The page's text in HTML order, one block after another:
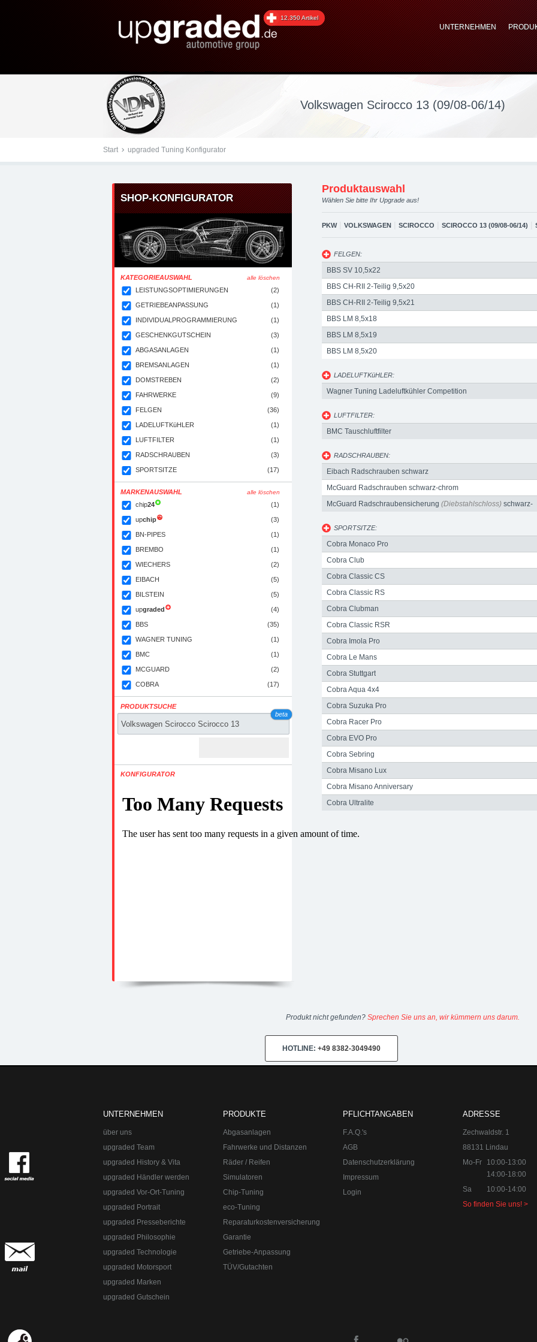
Tuningteile: Volkswagen Scirocco 13 (09/08-
automotive group - Chiptuning,
12.350 Artikel
UNTERNEHMEN
Volkswagen Scirocco 13 (09/08-06/14)
Start upgraded Tuning Konfigurator
SHOP-KONFIGURATOR
KATEGORIEAUSWAHL alle löschen
LEISTUNGSOPTIMIERUNGEN (2)
GETRIEBEANPASSUNG (1)
INDIVIDUALPROGRAMMIERUNG (1)
GESCHENKGUTSCHEIN (3)
ABGASANLAGEN (1)
BREMSANLAGEN (1)
DOMSTREBEN (2)
FAHRWERKE (9)
FELGEN (36)
LADELUFTKüHLER (1)
LUFTFILTER (1)
RADSCHRAUBEN (3)
SPORTSITZE (17)
MARKENAUSWAHL alle löschen
chip24 (1)
upchip (3)
BN-PIPES (1)
BREMBO (1)
WIECHERS (2)
EIBACH (5)
BILSTEIN (5)
upgraded (4)
BBS (35)
WAGNER TUNING (1)
BMC (1)
MCGUARD (2)
COBRA (17)
PRODUKTSUCHE
beta
KONFIGURATOR
Produktauswahl
Wählen Sie bitte Ihr Upgrade aus!
PKW| VOLKSWAGEN SCIROCCO SCIROCCO 13 (09/08-06/14)
FELGEN:
BBS SV 10,5x22
BBS CH-RII 2-Teilig 9,5x20
BBS CH-RII 2-Teilig 9,5x21
BBS LM 8,5x18
BBS LM 8,5x19
BBS LM 8,5x20
LADELUFTKüHLER:
Wagner Tuning Ladeluftkühler Competition
LUFTFILTER:
BMC Tauschluftfilter
RADSCHRAUBEN:
Eibach Radschrauben schwarz
McGuard Radschrauben schwarz-chrom
McGuard Radschraubensicherung (Diebstahlschloss) schwarz-
SPORTSITZE:
Cobra Monaco Pro
Cobra Club
Cobra Classic CS
Cobra Classic RS
Cobra Clubman
Cobra Classic RSR
Cobra Imola Pro
Cobra Le Mans
Cobra Stuttgart
Cobra Aqua 4x4
Cobra Suzuka Pro
Cobra Racer Pro
Cobra EVO Pro
Cobra Sebring
Cobra Misano Lux
Cobra Misano Anniversary
Cobra Ultralite
Produkt nicht gefunden? Sprechen Sie uns an, wir kümmern uns darum.
HOTLINE: +49 8382-3049490
Ort:48529 Nordhorn
UNTERNEHMEN
über uns
upgraded Team
upgraded History & Vita
upgraded Händler werden
upgraded Vor-Ort-Tuning
upgraded Portrait
upgraded Presseberichte
upgraded Philosophie
upgraded Technologie
upgraded Motorsport
upgraded Marken
upgraded Gutschein
PRODUKTE
Abgasanlagen
Fahrwerke und Distanzen
Räder / Reifen
Simulatoren
Chip-Tuning
eco-Tuning
Reparaturkostenversicherung
Garantie
Getriebe-Anpassung
TÜV/Gutachten
PFLICHTANGABEN
F.A.Q.'s
AGB
Datenschutzerklärung
Impressum
Login
ADRESSE
Zechwaldstr. 1
88131 Lindau
Mo-Fr
10:00-13:00
14:00-18:00
Sa
10:00-14:00
So finden Sie uns! >